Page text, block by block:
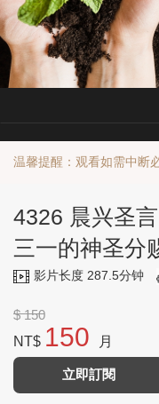
温馨提醒：观看如需中断
4326 晨兴圣
三一的神圣分
影片长度 287.5分钟
$ 150
NT$ 150 月
立即訂閱